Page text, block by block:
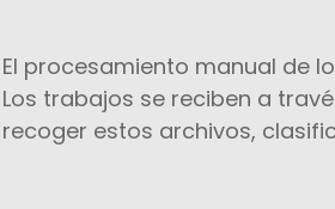
El procesamiento manual de
Los trabajos se reciben a
recoger estos archivos,